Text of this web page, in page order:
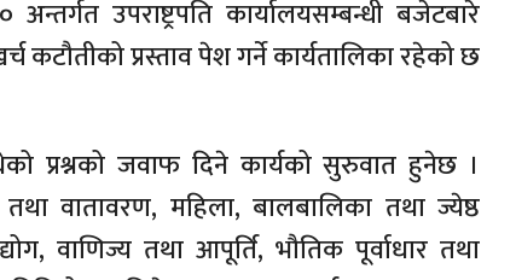
उपराष्ट्रपति कार्यालयसम्बन्धी बजेटबारे
प्रस्ताव पेश गर्ने कार्यतालिका रहेको छ
प्रश्नको जवाफ दिने कार्यको सुरुवात हुनेछ ।
वातावरण, महिला, बालबालिका तथा ज्येष्ठ
वाणिज्य तथा आपूर्ति, भौतिक पूर्वाधार तथा